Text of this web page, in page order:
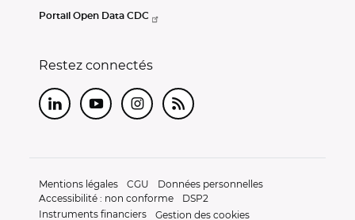
Portail Open Data CDC
Restez connectés
LinkedInYoutubeInstagram
RSS
Mentions légales CGU
Données personnelles
Accessibilité : non conforme
DSP2
Instruments financiers
Gestion des cookies